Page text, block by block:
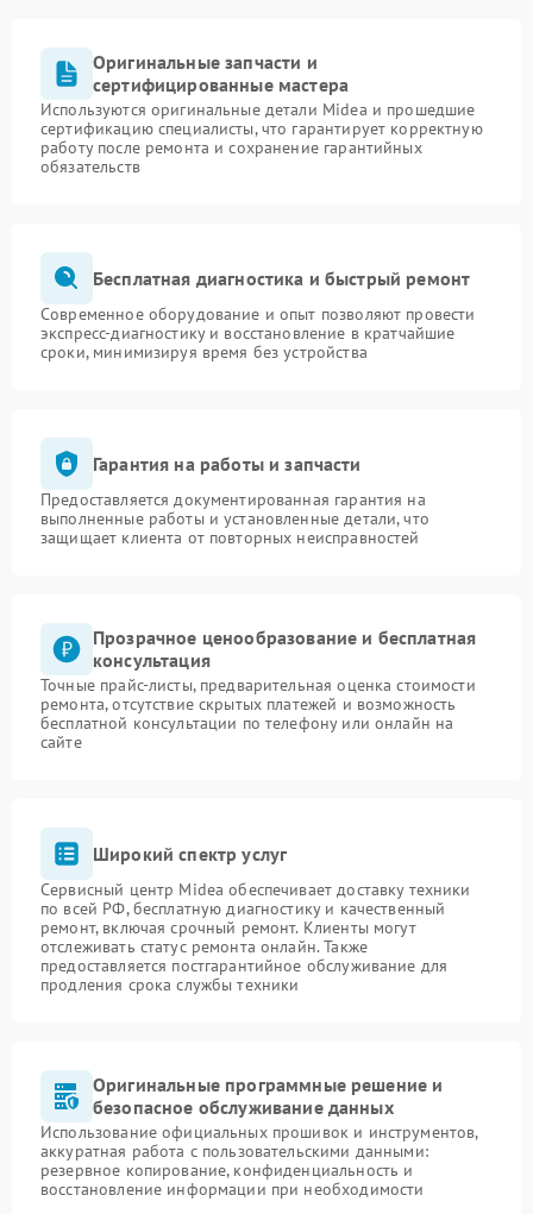
Оригинальные запчасти и
сертифицированные мастера
Используются оригинальные детали Midea и прошедшие
сертификацию специалисты, что гарантирует корректную
работу после ремонта и сохранение гарантийных
обязательств
Бесплатная диагностика и быстрый ремонт
Современное оборудование и опыт позволяют провести
экспресс-диагностику и восстановление в кратчайшие
сроки, минимизируя время без устройства
Гарантия на работы и запчасти
Предоставляется документированная гарантия на
выполненные работы и установленные детали, что
защищает клиента от повторных неисправностей
Прозрачное ценообразование и бесплатная
консультация
Точные прайс-листы, предварительная оценка стоимости
ремонта, отсутствие скрытых платежей и возможность
бесплатной консультации по телефону или онлайн на
сайте
Широкий спектр услуг
Сервисный центр Midea обеспечивает доставку техники
по всей РФ, бесплатную диагностику и качественный
ремонт, включая срочный ремонт. Клиенты могут
отслеживать статус ремонта онлайн. Также
предоставляется постгарантийное обслуживание для
продления срока службы техники
Оригинальные программные решение и
безопасное обслуживание данных
Использование официальных прошивок и инструментов,
аккуратная работа с пользовательскими данными:
резервное копирование, конфиденциальность и
восстановление информации при необходимости